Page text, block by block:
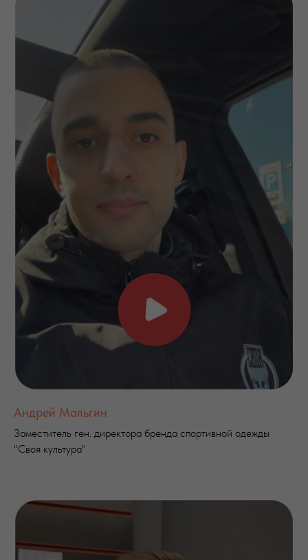
Андрей Мальгин
Заместитель ген. директора бренда спортивной одежды
"Своя культура"